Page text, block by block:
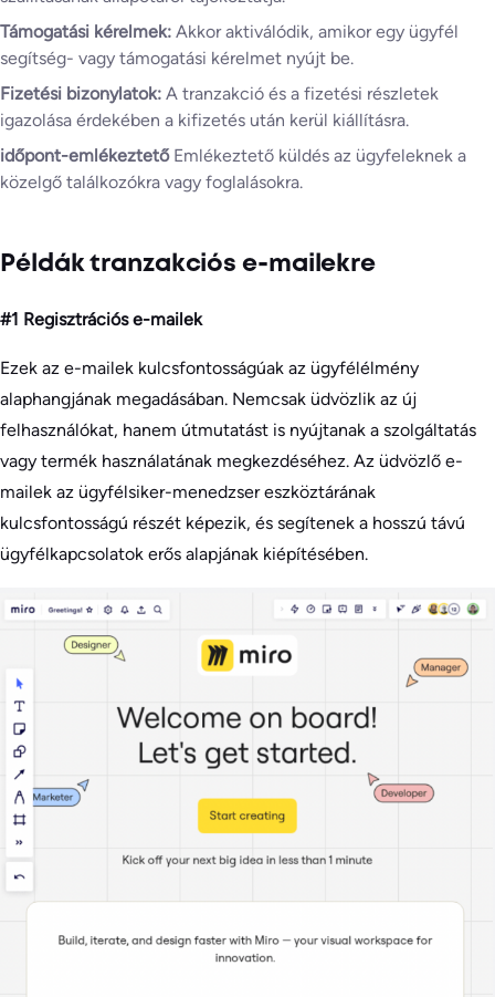
Támogatási kérelmek: Akkor aktiválódik, amikor egy ügyfél
segítség- vagy támogatási kérelmet nyújt be.
Fizetési bizonylatok: A tranzakció és a fizetési részletek
igazolása érdekében a kifizetés után kerül kiállításra.
időpont-emlékeztető Emlékeztető küldés az ügyfeleknek a
közelgő találkozókra vagy foglalásokra.
Példák tranzakciós e-mailekre
#1 Regisztrációs e-mailek
Ezek az e-mailek kulcsfontosságúak az ügyfélélmény
alaphangjának megadásában. Nemcsak üdvözlik az új
felhasználókat, hanem útmutatást is nyújtanak a szolgáltatás
vagy termék használatának megkezdéséhez. Az üdvözlő e-
mailek az ügyfélsiker-menedzser eszköztárának
kulcsfontosságú részét képezik, és segítenek a hosszú távú
ügyfélkapcsolatok erős alapjának kiépítésében.